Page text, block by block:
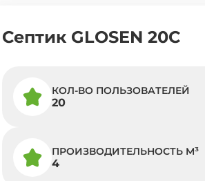
Септик GLOSEN 20C
КОЛ-ВО ПОЛЬЗОВАТЕЛЕЙ
20
ПРОИЗВОДИТЕЛЬНОСТЬ M³
4